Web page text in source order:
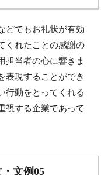
どでもお礼状が有効
くれたことの感謝の
担当者の心に響きま
表現することができ
行動をとってくれる
視する企業であって
文例05